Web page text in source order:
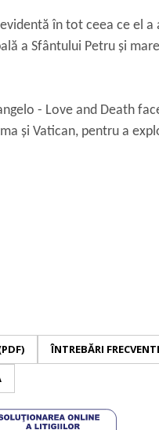
în tot ceea ce el a
a Sfântului Petru și
- Love and Death
și Vatican, pentru a
ÎNTREBĂRI